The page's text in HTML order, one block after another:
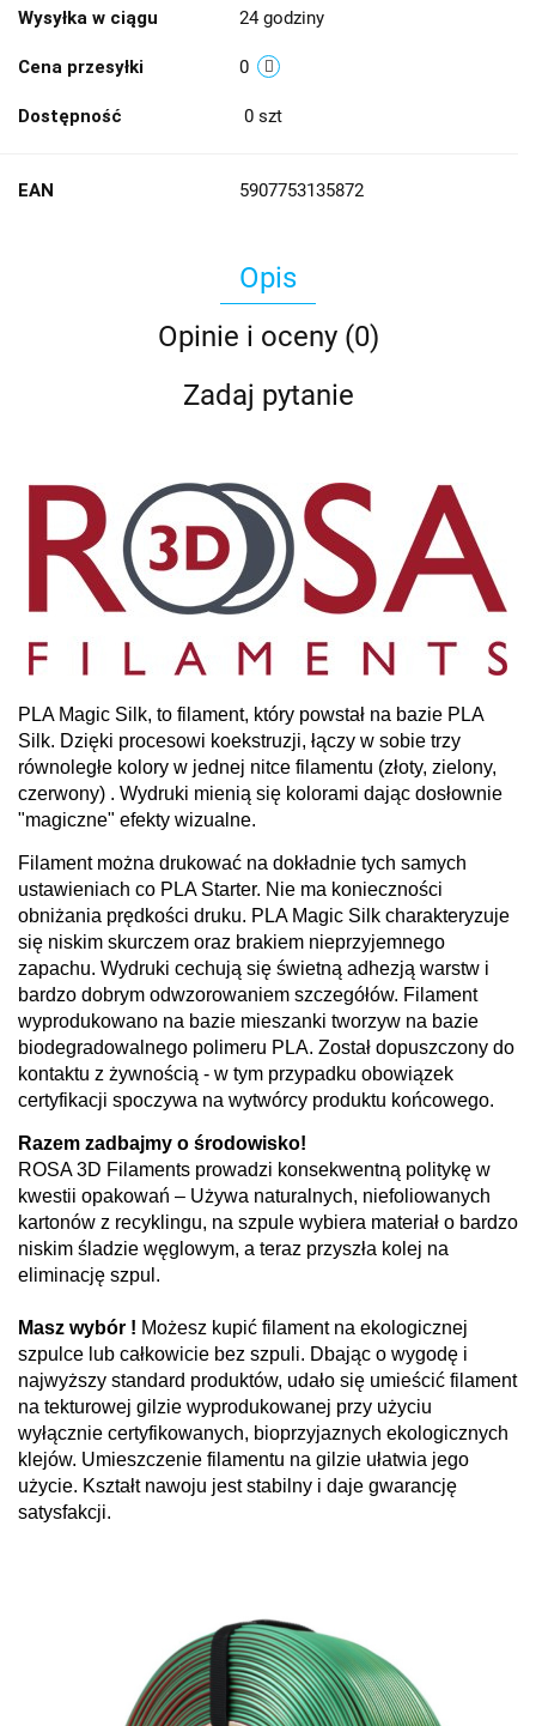
Wysyłka w ciągu 24 godziny
Cena przesyłki 0
Dostępność 0 szt
EAN 5907753135872
Opis
Opinie i oceny (0)
Zadaj pytanie
PLA Magic Silk, to filament, który powstał na bazie PLA
Silk. Dzięki procesowi koekstruzji, łączy w sobie trzy
równoległe kolory w jednej nitce filamentu (złoty, zielony,
czerwony) . Wydruki mienią się kolorami dając dosłownie
"magiczne" efekty wizualne.
Filament można drukować na dokładnie tych samych
ustawieniach co PLA Starter. Nie ma konieczności
obniżania prędkości druku. PLA Magic Silk charakteryzuje
się niskim skurczem oraz brakiem nieprzyjemnego
zapachu. Wydruki cechują się świetną adhezją warstw i
bardzo dobrym odwzorowaniem szczegółów. Filament
wyprodukowano na bazie mieszanki tworzyw na bazie
biodegradowalnego polimeru PLA. Został dopuszczony do
kontaktu z żywnością - w tym przypadku obowiązek
certyfikacji spoczywa na wytwórcy produktu końcowego.
Razem zadbajmy o środowisko!
ROSA 3D Filaments prowadzi konsekwentną politykę w
kwestii opakowań – Używa naturalnych, niefoliowanych
kartonów z recyklingu, na szpule wybiera materiał o bardzo
niskim śladzie węglowym, a teraz przyszła kolej na
eliminację szpul.
Masz wybór ! Możesz kupić filament na ekologicznej
szpulce lub całkowicie bez szpuli. Dbając o wygodę i
najwyższy standard produktów, udało się umieścić filament
na tekturowej gilzie wyprodukowanej przy użyciu
wyłącznie certyfikowanych, bioprzyjaznych ekologicznych
klejów. Umieszczenie filamentu na gilzie ułatwia jego
użycie. Kształt nawoju jest stabilny i daje gwarancję
satysfakcji.